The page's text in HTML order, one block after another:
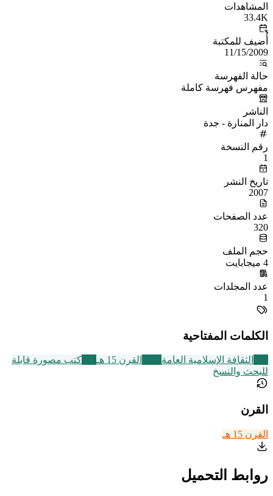
المشاهدات
33.4K
أُضيف للمكتبة
11/15/2009
حالة الفهرسة
مفهرس فهرسة كاملة
الناشر
دار المنارة - جدة
رقم النسخة
1
تاريخ النشر
2007
عدد الصفحات
320
حجم الملف
4 ميجابايت
عدد المجلدات
1
الكلمات المفتاحية
الثقافة الإسلامية العامة القرن 15 هـ
كتب مصورة قابلة
للبحث والنسخ
القرن
القرن 15 هـ
روابط التحميل